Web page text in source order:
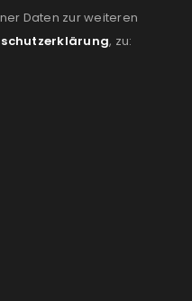
Daten zur weiteren
, zu: